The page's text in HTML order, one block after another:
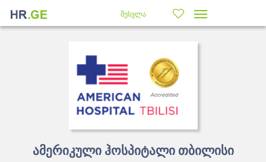
შესვლა
ამერიკული ჰოსპიტალი თბილისი